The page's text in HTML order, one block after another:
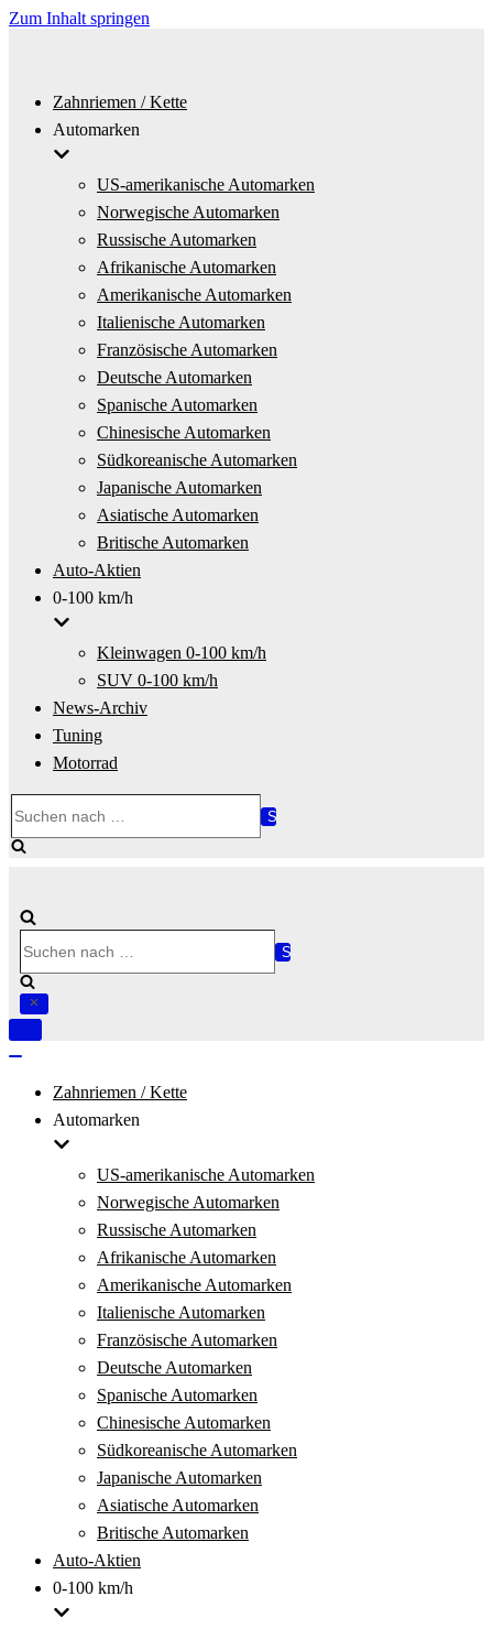
Zum Inhalt springen
Zahnriemen / Kette
Automarken
US-amerikanische Automarken
Norwegische Automarken
Russische Automarken
Afrikanische Automarken
Amerikanische Automarken
Italienische Automarken
Französische Automarken
Deutsche Automarken
Spanische Automarken
Chinesische Automarken
Südkoreanische Automarken
Japanische Automarken
Asiatische Automarken
Britische Automarken
Auto-Aktien
0-100 km/h
Kleinwagen 0-100 km/h
SUV 0-100 km/h
News-Archiv
Tuning
Motorrad
nach …
nach …
Navigation
Zahnriemen / Kette
Automarken
US-amerikanische Automarken
Norwegische Automarken
Russische Automarken
Afrikanische Automarken
Amerikanische Automarken
Italienische Automarken
Französische Automarken
Deutsche Automarken
Spanische Automarken
Chinesische Automarken
Südkoreanische Automarken
Japanische Automarken
Asiatische Automarken
Britische Automarken
Auto-Aktien
0-100 km/h